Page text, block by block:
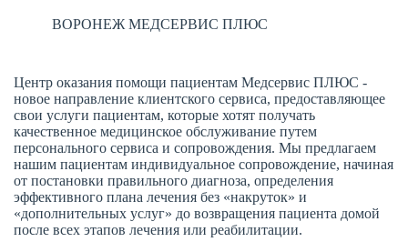
ВОРОНЕЖ МЕДСЕРВИС ПЛЮС
Центр оказания помощи пациентам Медсервис ПЛЮС -
новое направление клиентского сервиса, предоставляющее
свои услуги пациентам, которые хотят получать
качественное медицинское обслуживание путем
персонального сервиса и сопровождения. Мы предлагаем
нашим пациентам индивидуальное сопровождение, начиная
от постановки правильного диагноза, определения
эффективного плана лечения без «накруток» и
«дополнительных услуг» до возвращения пациента домой
после всех этапов лечения или реабилитации.